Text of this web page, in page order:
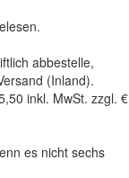
abbestelle,
(Inland).
inkl. MwSt. zzgl. €
es nicht sechs